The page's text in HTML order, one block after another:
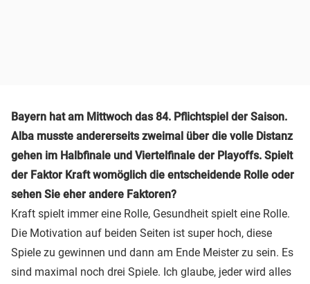
Bayern hat am Mittwoch das 84. Pflichtspiel der Saison.
Alba musste andererseits zweimal über die volle Distanz
gehen im Halbfinale und Viertelfinale der Playoffs. Spielt
der Faktor Kraft womöglich die entscheidende Rolle oder
sehen Sie eher andere Faktoren?
Kraft spielt immer eine Rolle, Gesundheit spielt eine Rolle.
Die Motivation auf beiden Seiten ist super hoch, diese
Spiele zu gewinnen und dann am Ende Meister zu sein. Es
sind maximal noch drei Spiele. Ich glaube, jeder wird alles